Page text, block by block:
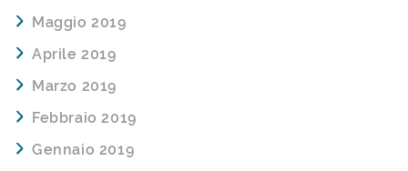
Maggio 2019
Aprile 2019
Marzo 2019
Febbraio 2019
Gennaio 2019